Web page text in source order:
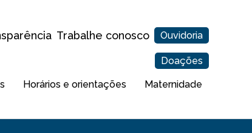
Trabalhe conosco Ouvidoria
Doações
Horários e orientações Maternidade